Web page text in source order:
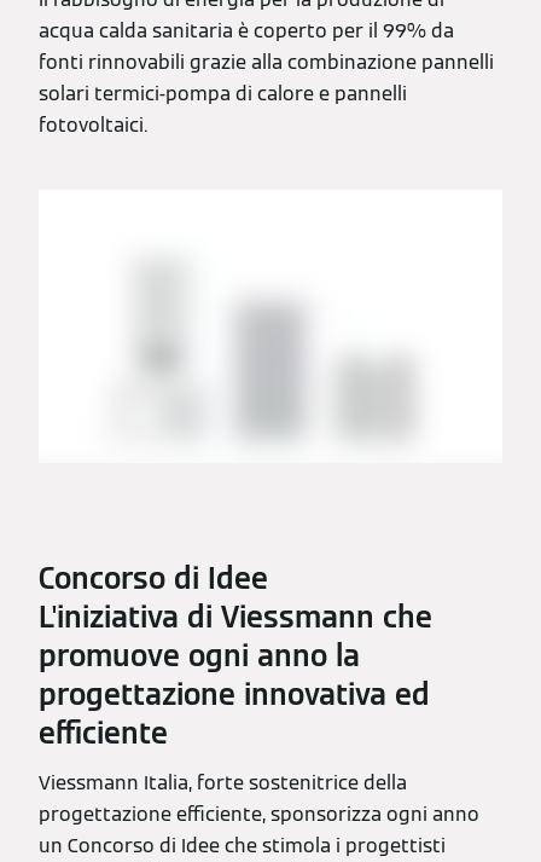
acqua calda sanitaria è coperto per il 99% da
fonti rinnovabili grazie alla combinazione pannelli
solari termici-pompa di calore e pannelli
fotovoltaici.
Concorso di Idee
L'iniziativa di Viessmann che
promuove ogni anno la
progettazione innovativa ed
efficiente
Viessmann Italia, forte sostenitrice della
progettazione efficiente, sponsorizza ogni anno
un Concorso di Idee che stimola i progettisti